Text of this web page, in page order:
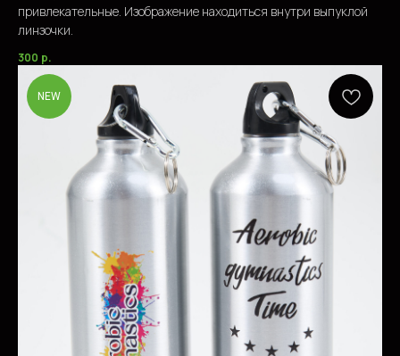
привлекательные. Изображение находиться внутри выпуклой
линзочки.
300 р.
NEW